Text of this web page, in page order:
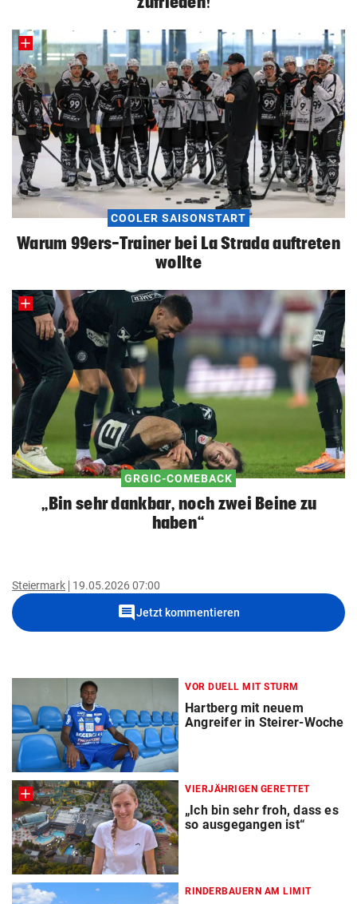
COOLER SAISONSTART
Warum 99ers-Trainer bei La Strada auftreten
wollte
GRGIC-COMEBACK
„Bin sehr dankbar, noch zwei Beine zu
haben“
Steiermark 19.05.2026 07:00
commentJetzt kommentieren
VOR DUELL MIT STURM
Hartberg mit neuem
Angreifer in Steirer-Woche
VIERJÄHRIGEN GERETTET
„Ich bin sehr froh, dass es
so ausgegangen ist“
RINDERBAUERN AM LIMIT